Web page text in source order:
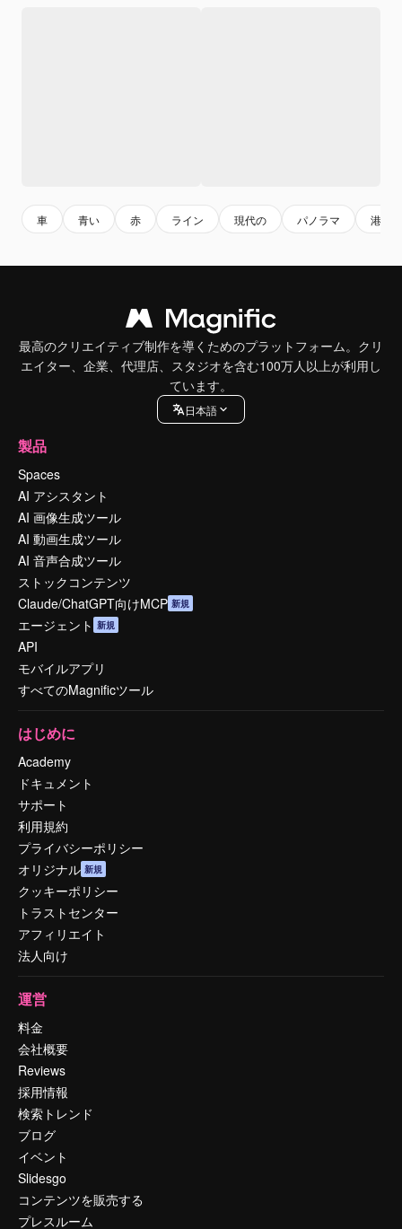
車 青い 赤 ライン 現代の パノラマ 港
最高のクリエイティブ制作を導くためのプラットフォーム。クリ
エイター、企業、代理店、スタジオを含む100万人以上が利用し
ています。
日本語
製品
Spaces
AI アシスタント
AI 画像生成ツール
AI 動画生成ツール
AI 音声合成ツール
ストックコンテンツ
Claude/ChatGPT向けMCP 新規
エージェント 新規
API
モバイルアプリ
すべてのMagnificツール
はじめに
Academy
ドキュメント
サポート
利用規約
プライバシーポリシー
オリジナル 新規
クッキーポリシー
トラストセンター
アフィリエイト
法人向け
運営
料金
会社概要
Reviews
採用情報
検索トレンド
ブログ
イベント
Slidesgo
コンテンツを販売する
プレスルーム